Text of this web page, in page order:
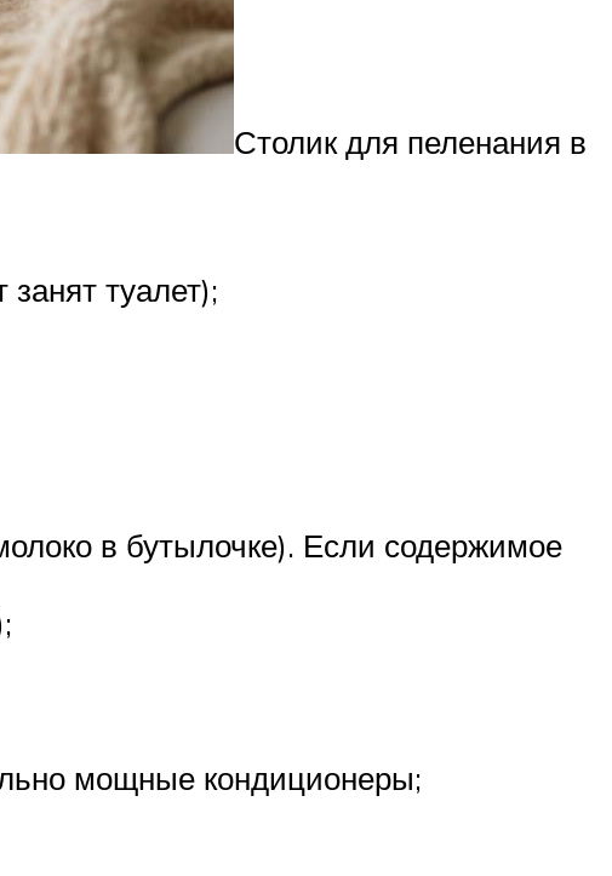
Столик для пеленания в
туалет);
в бутылочке). Если содержимое
мощные кондиционеры;